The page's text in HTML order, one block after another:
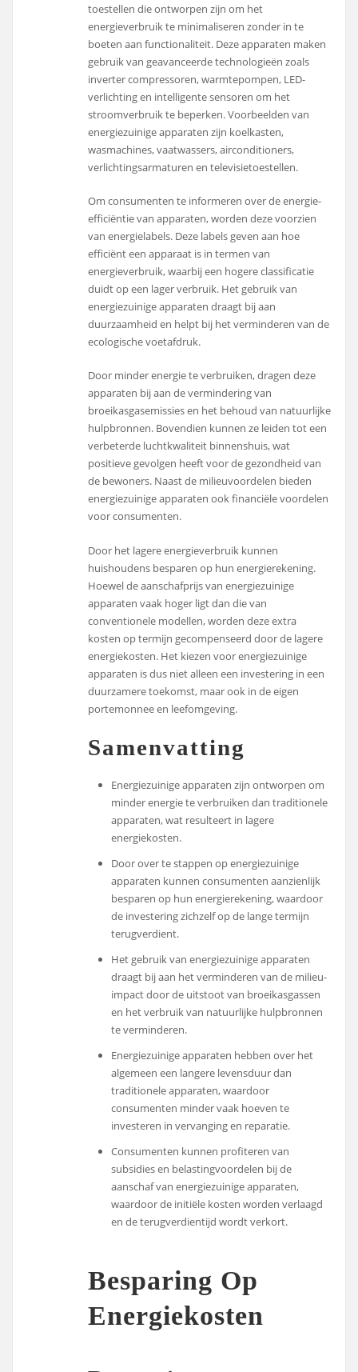
toestellen die ontworpen zijn om het
energieverbruik te minimaliseren zonder in te
boeten aan functionaliteit. Deze apparaten maken
gebruik van geavanceerde technologieën zoals
inverter compressoren, warmtepompen, LED-
verlichting en intelligente sensoren om het
stroomverbruik te beperken. Voorbeelden van
energiezuinige apparaten zijn koelkasten,
wasmachines, vaatwassers, airconditioners,
verlichtingsarmaturen en televisietoestellen.
Om consumenten te informeren over de energie-
efficiëntie van apparaten, worden deze voorzien
van energielabels. Deze labels geven aan hoe
efficiënt een apparaat is in termen van
energieverbruik, waarbij een hogere classificatie
duidt op een lager verbruik. Het gebruik van
energiezuinige apparaten draagt bij aan
duurzaamheid en helpt bij het verminderen van de
ecologische voetafdruk.
Door minder energie te verbruiken, dragen deze
apparaten bij aan de vermindering van
broeikasgasemissies en het behoud van natuurlijke
hulpbronnen. Bovendien kunnen ze leiden tot een
verbeterde luchtkwaliteit binnenshuis, wat
positieve gevolgen heeft voor de gezondheid van
de bewoners. Naast de milieuvoordelen bieden
energiezuinige apparaten ook financiële voordelen
voor consumenten.
Door het lagere energieverbruik kunnen
huishoudens besparen op hun energierekening.
Hoewel de aanschafprijs van energiezuinige
apparaten vaak hoger ligt dan die van
conventionele modellen, worden deze extra
kosten op termijn gecompenseerd door de lagere
energiekosten. Het kiezen voor energiezuinige
apparaten is dus niet alleen een investering in een
duurzamere toekomst, maar ook in de eigen
portemonnee en leefomgeving.
Samenvatting
Energiezuinige apparaten zijn ontworpen om
minder energie te verbruiken dan traditionele
apparaten, wat resulteert in lagere
energiekosten.
Door over te stappen op energiezuinige
apparaten kunnen consumenten aanzienlijk
besparen op hun energierekening, waardoor
de investering zichzelf op de lange termijn
terugverdient.
Het gebruik van energiezuinige apparaten
draagt bij aan het verminderen van de milieu-
impact door de uitstoot van broeikasgassen
en het verbruik van natuurlijke hulpbronnen
te verminderen.
Energiezuinige apparaten hebben over het
algemeen een langere levensduur dan
traditionele apparaten, waardoor
consumenten minder vaak hoeven te
investeren in vervanging en reparatie.
Consumenten kunnen profiteren van
subsidies en belastingvoordelen bij de
aanschaf van energiezuinige apparaten,
waardoor de initiële kosten worden verlaagd
en de terugverdientijd wordt verkort.
Besparing Op
Energiekosten